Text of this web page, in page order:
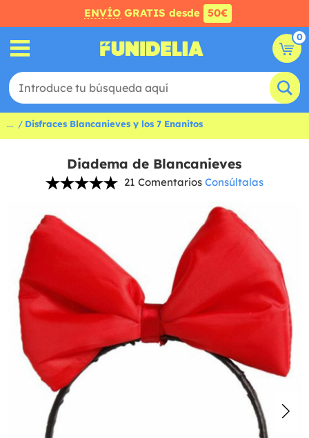
ENVÍO GRATIS desde 50€
0
... Disfraces Blancanieves y los 7 Enanitos
Diadema de Blancanieves
21 Comentarios Consúltalas